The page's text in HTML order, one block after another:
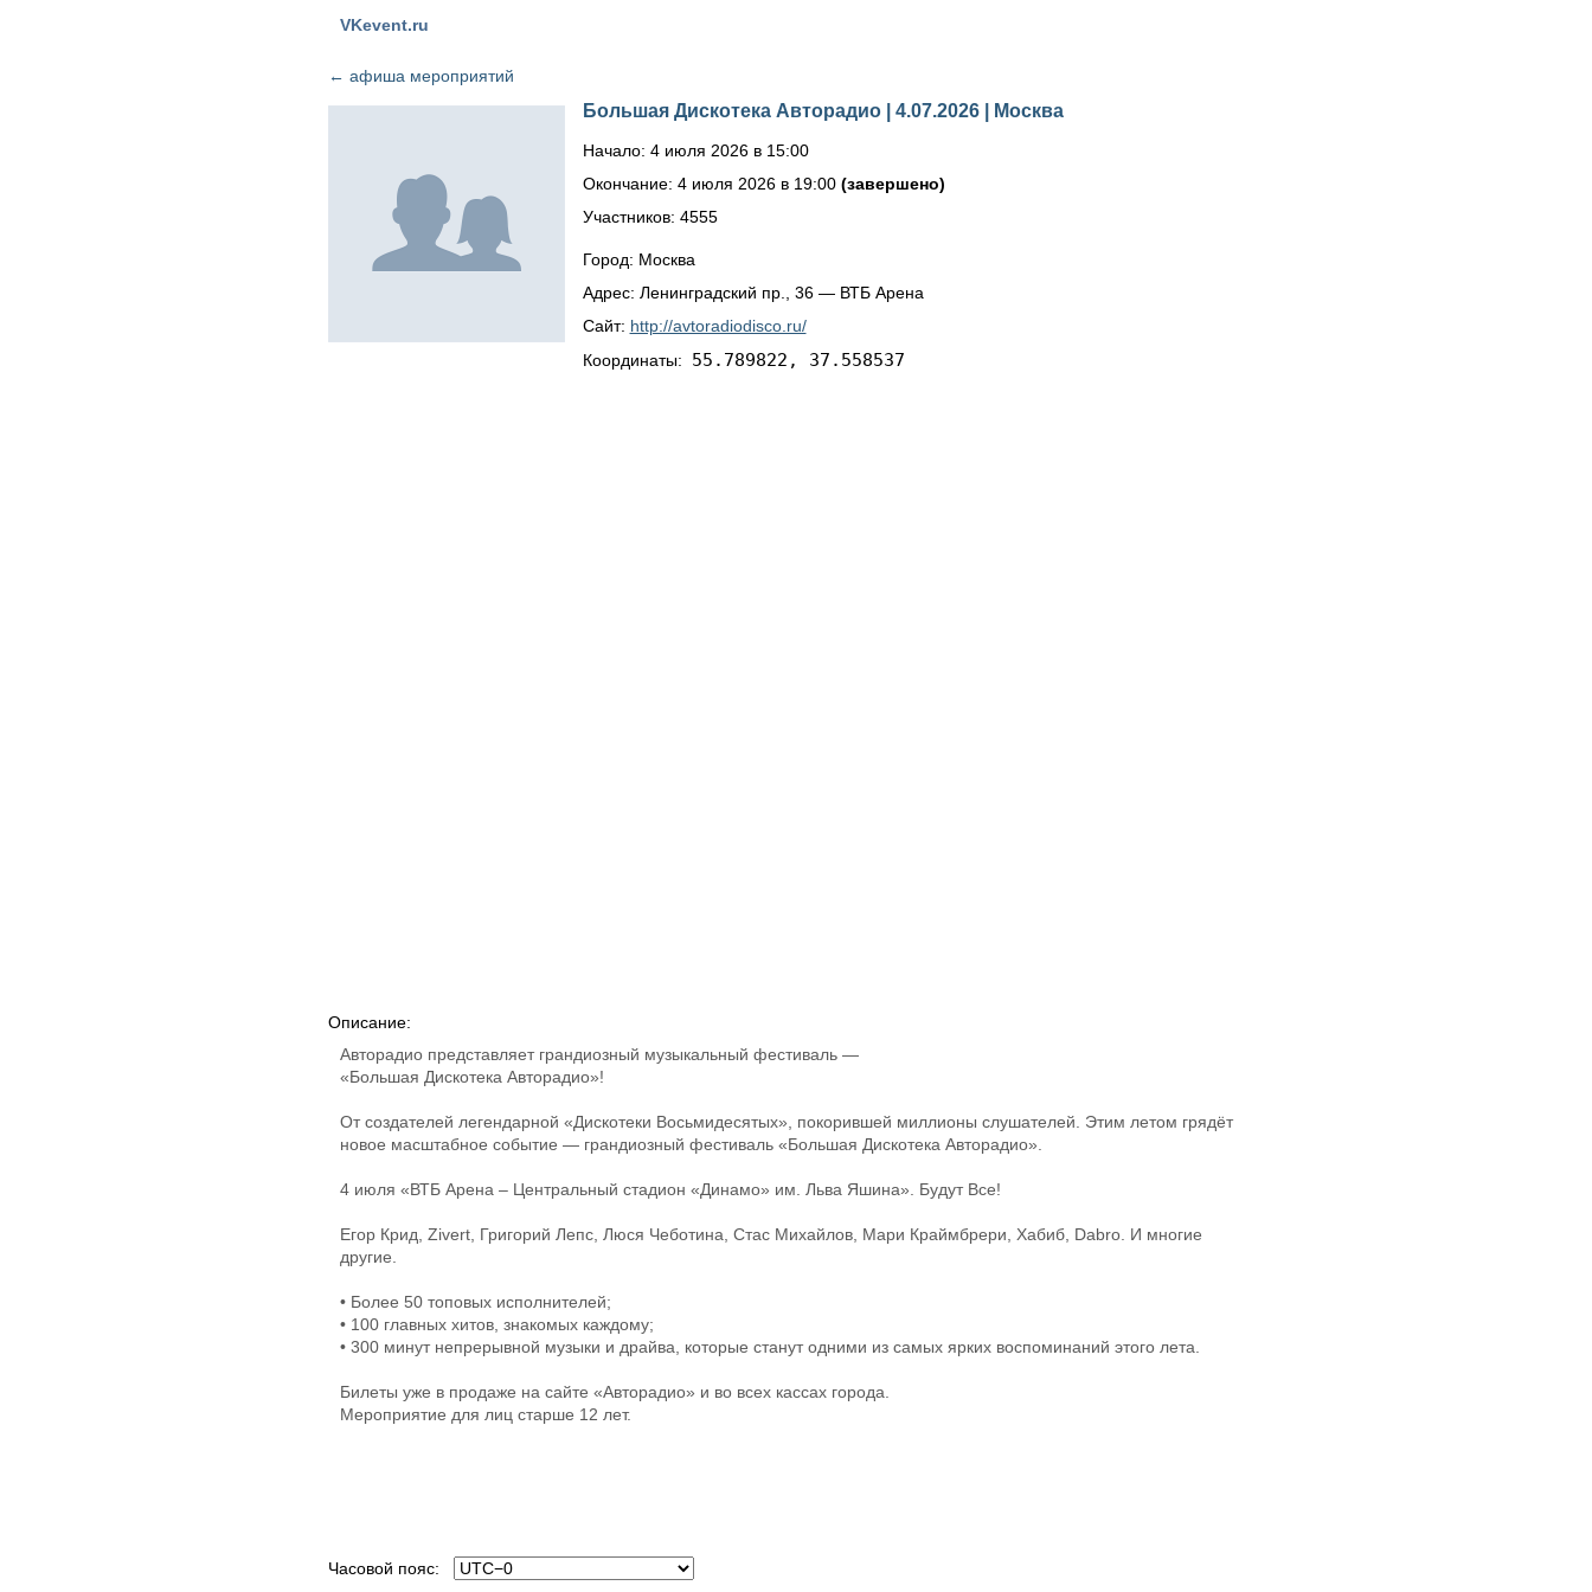
VKevent.ru
← афиша мероприятий
Большая Дискотека Авторадио | 4.07.2026 | Москва
Начало: 4 июля 2026 в 15:00
Окончание: 4 июля 2026 в 19:00 (завершено)
Участников: 4555
Город: Москва
Адрес: Ленинградский пр., 36 — ВТБ Арена
Сайт: http://avtoradiodisco.ru/
Координаты: 55.789822, 37.558537
Описание:
Авторадио представляет грандиозный музыкальный фестиваль —
«Большая Дискотека Авторадио»!
От создателей легендарной «Дискотеки Восьмидесятых», покорившей миллионы слушателей. Этим летом грядёт
новое масштабное событие — грандиозный фестиваль «Большая Дискотека Авторадио».
4 июля «ВТБ Арена – Центральный стадион «Динамо» им. Льва Яшина». Будут Все!
Егор Крид, Zivert, Григорий Лепс, Люся Чеботина, Стас Михайлов, Мари Краймбрери, Хабиб, Dabro. И многие
другие.
• Более 50 топовых исполнителей;
• 100 главных хитов, знакомых каждому;
• 300 минут непрерывной музыки и драйва, которые станут одними из самых ярких воспоминаний этого лета.
Билеты уже в продаже на сайте «Авторадио» и во всех кассах города.
Мероприятие для лиц старше 12 лет.
Часовой пояс: